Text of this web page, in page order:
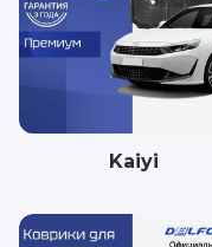
Kaiyi